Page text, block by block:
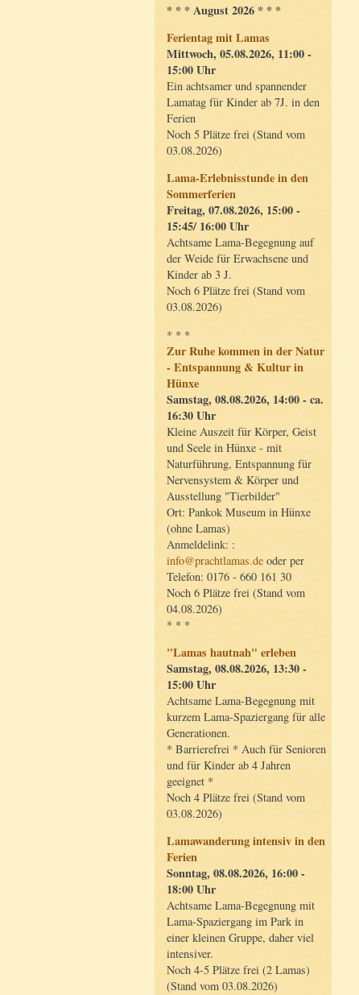
* * * August 2026 * * *
Ferientag mit Lamas
Mittwoch, 05.08.2026, 11:00 -
15:00 Uhr
Ein achtsamer und spannender
Lamatag für Kinder ab 7J. in den
Ferien
Noch 5 Plätze frei (Stand vom
03.08.2026)
Lama-Erlebnisstunde in den
Sommerferien
Freitag, 07.08.2026, 15:00 -
15:45/ 16:00 Uhr
Achtsame Lama-Begegnung auf
der Weide für Erwachsene und
Kinder ab 3 J.
Noch 6 Plätze frei (Stand vom
03.08.2026)
* * *
Zur Ruhe kommen in der Natur
- Entspannung & Kultur in
Hünxe
Samstag, 08.08.2026, 14:00 - ca.
16:30 Uhr
Kleine Auszeit für Körper, Geist
und Seele in Hünxe - mit
Naturführung, Entspannung für
Nervensystem & Körper und
Ausstellung "Tierbilder"
Ort: Pankok Museum in Hünxe
(ohne Lamas)
Anmeldelink: :
info@prachtlamas.de oder per
Telefon: 0176 - 660 161 30
Noch 6 Plätze frei (Stand vom
04.08.2026)
* * *
"Lamas hautnah" erleben
Samstag, 08.08.2026, 13:30 -
15:00 Uhr
Achtsame Lama-Begegnung mit
kurzem Lama-Spaziergang für alle
Generationen.
* Barrierefrei * Auch für Senioren
und für Kinder ab 4 Jahren
geeignet *
Noch 4 Plätze frei (Stand vom
03.08.2026)
Lamawanderung intensiv in den
Ferien
Sonntag, 08.08.2026, 16:00 -
18:00 Uhr
Achtsame Lama-Begegnung mit
Lama-Spaziergang im Park in
einer kleinen Gruppe, daher viel
intensiver.
Noch 4-5 Plätze frei (2 Lamas)
(Stand vom 03.08.2026)